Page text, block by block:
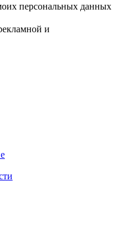
персональных данных
и